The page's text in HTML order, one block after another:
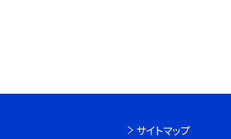
サイトマップ